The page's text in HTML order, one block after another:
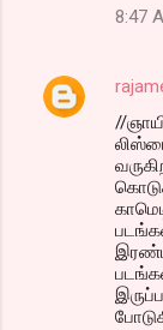
8:47
//